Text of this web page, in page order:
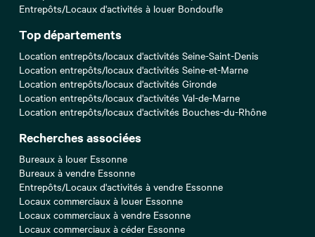
Entrepôts/Locaux d'activités à louer Bondoufle
Top départements
Location entrepôts/locaux d'activités Seine-Saint-Denis
Location entrepôts/locaux d'activités Seine-et-Marne
Location entrepôts/locaux d'activités Gironde
Location entrepôts/locaux d'activités Val-de-Marne
Location entrepôts/locaux d'activités Bouches-du-Rhône
Recherches associées
Bureaux à louer Essonne
Bureaux à vendre Essonne
Entrepôts/Locaux d'activités à vendre Essonne
Locaux commerciaux à louer Essonne
Locaux commerciaux à vendre Essonne
Locaux commerciaux à céder Essonne